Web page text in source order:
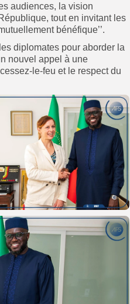
audiences, la vision
tout en invitant les
bénéfique’’.
diplomates pour aborder la
nouvel appel à une
le-feu et le respect du